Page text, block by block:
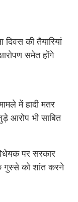
की तैयारियां
समेत होंगे
में हादी मतर
आरोप भी साबित
पर सरकार
गुस्से को शांत करने